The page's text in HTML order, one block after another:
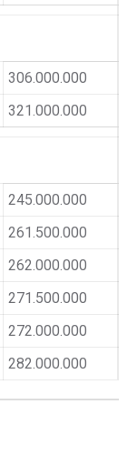
306.000.000
321.000.000
245.000.000
261.500.000
262.000.000
271.500.000
272.000.000
282.000.000